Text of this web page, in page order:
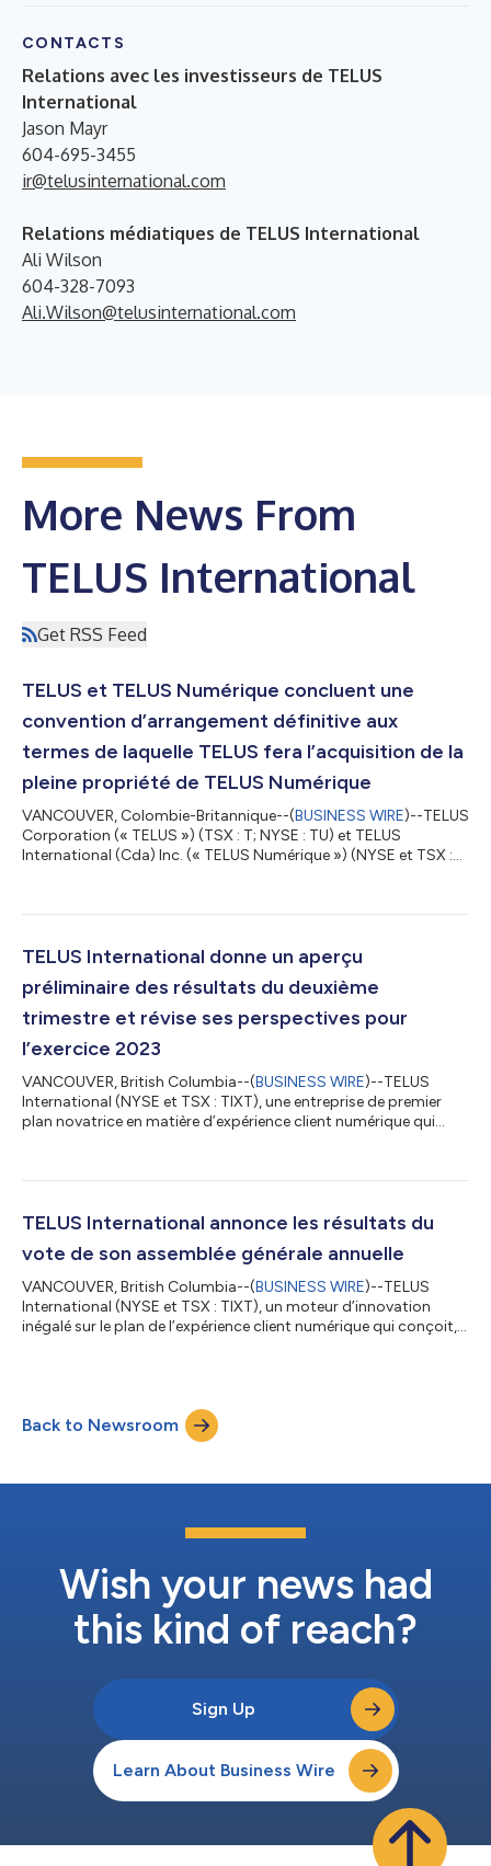
CONTACTS
Relations avec les investisseurs de TELUS
International
Jason Mayr
604-695-3455
ir@telusinternational.com
Relations médiatiques de TELUS International
Ali Wilson
604-328-7093
Ali.Wilson@telusinternational.com
More News From
TELUS International
Get RSS Feed
TELUS et TELUS Numérique concluent une
convention d’arrangement définitive aux
termes de laquelle TELUS fera l’acquisition de la
pleine propriété de TELUS Numérique
VANCOUVER, Colombie-Britannique--(BUSINESS WIRE)--TELUS
Corporation (« TELUS ») (TSX : T; NYSE : TU) et TELUS
International (Cda) Inc. (« TELUS Numérique ») (NYSE et TSX :
acquérir la totalité des actions à droit de vote multiple et des
Numérique qui ne sont pas déjà détenues par TELUS, au prix de
TELUS International donne un aperçu
préliminaire des résultats du deuxième
trimestre et révise ses perspectives pour
l’exercice 2023
VANCOUVER, British Columbia--(BUSINESS WIRE)--TELUS
International (NYSE et TSX : TIXT), une entreprise de premier
plan novatrice en matière d’expérience client numérique qui
modération de contenu, pour des marques mondiales
résultats financiers pour le trimestre se terminant le 30 juin
TELUS International annonce les résultats du
vote de son assemblée générale annuelle
VANCOUVER, British Columbia--(BUSINESS WIRE)--TELUS
International (NYSE et TSX : TIXT), un moteur d’innovation
inégalé sur le plan de l’expérience client numérique qui conçoit,
contenus, a annoncé aujourd’hui les résultats de son assemblée
générale annuelle, qui a eu lieu le 12 mai 2023. Tous les
Back to Newsroom
Wish your news had
this kind of reach?
Sign Up
Learn About Business Wire